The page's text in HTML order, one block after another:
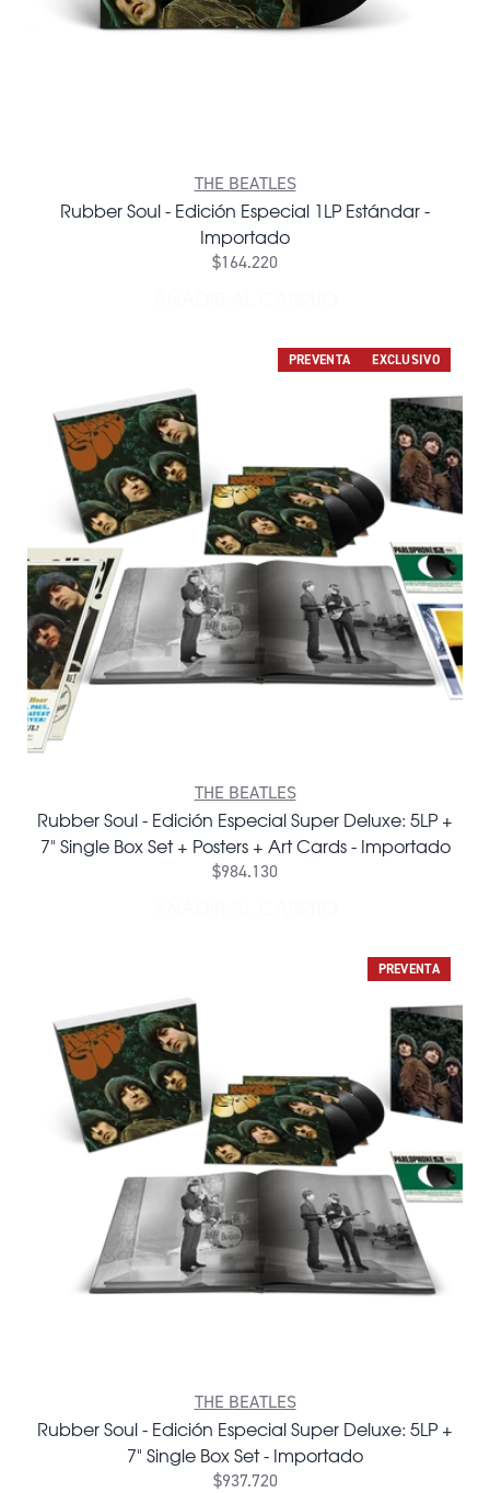
THE BEATLES
Rubber Soul - Edición Especial 1LP Estándar -
Importado
$164.220
PREVENTA EXCLUSIVO
THE BEATLES
Rubber Soul - Edición Especial Super Deluxe: 5LP +
7" Single Box Set + Posters + Art Cards - Importado
$984.130
PREVENTA
THE BEATLES
Rubber Soul - Edición Especial Super Deluxe: 5LP +
7" Single Box Set - Importado
$937.720